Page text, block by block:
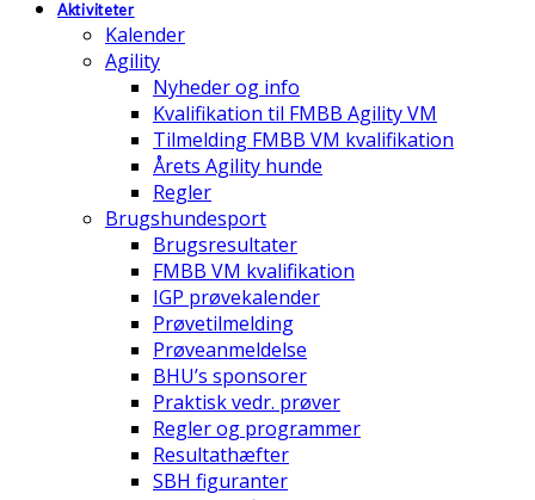
Aktiviteter
Kalender
Agility
Nyheder og info
Kvalifikation til FMBB Agility VM
Tilmelding FMBB VM kvalifikation
Årets Agility hunde
Regler
Brugshundesport
Brugsresultater
FMBB VM kvalifikation
IGP prøvekalender
Prøvetilmelding
Prøveanmeldelse
BHU’s sponsorer
Praktisk vedr. prøver
Regler og programmer
Resultathæfter
SBH figuranter